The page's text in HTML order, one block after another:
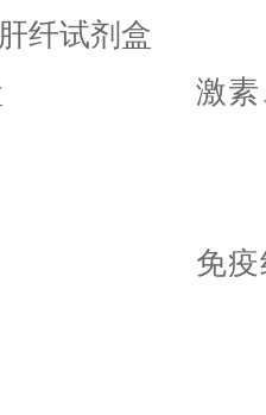
剂盒
激素、内
疫组化